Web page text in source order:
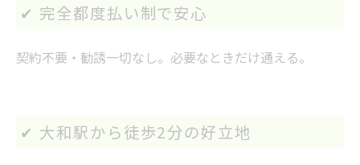
✔ 完全都度払い制で安心
契約不要・勧誘一切なし。必要なときだけ通える。
✔ 大和駅から徒歩2分の好立地